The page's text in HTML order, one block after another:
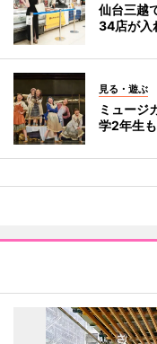
仙台三越
34店が入
見る・遊ぶ
ミュージ
学2年生